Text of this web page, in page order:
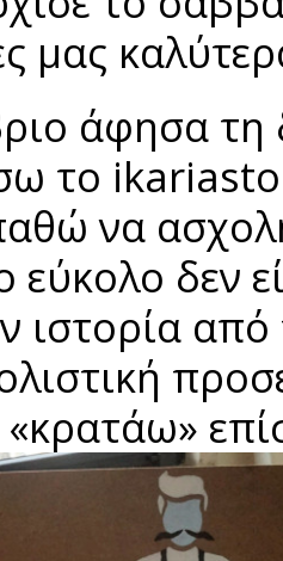
μας
άφησα τη
το
να
εύκολο δεν
ιστορία από